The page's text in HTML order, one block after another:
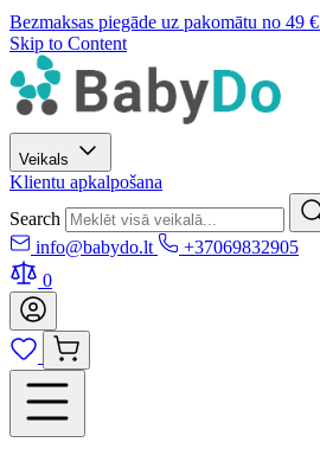
Bezmaksas piegāde uz pakomātu no 49 €
Skip to Content
Veikals
Klientu apkalpošana
Search
info@babydo.lt
+37069832905
0